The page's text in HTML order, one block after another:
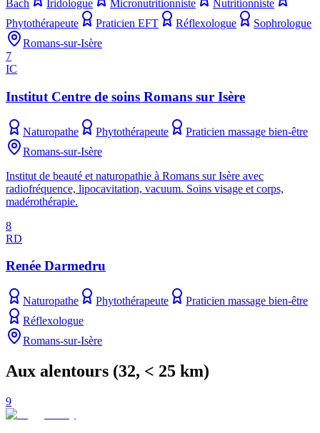
Bach
Iridologue Micronutritionniste
Nutritionniste
Phytothérapeute
Praticien EFT Réflexologue
Sophrologue
Romans-sur-Isère
7
IC
Institut Centre de soins Romans sur Isère
Naturopathe Phytothérapeute
Praticien massage bien-être
Romans-sur-Isère
Institut de beauté et naturopathie à Romans sur Isère avec
radiofréquence, lipocavitation, vacuum. Soins visage et corps,
madérothérapie.
8
RD
Renée Darmedru
Naturopathe Phytothérapeute
Praticien massage bien-être
Réflexologue
Romans-sur-Isère
Aux alentours (32, < 25 km)
9